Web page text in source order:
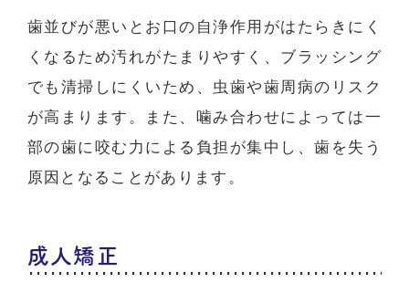
歯並びが悪いとお口の自浄作用がはたらきにく
くなるため汚れがたまりやすく、ブラッシング
でも清掃しにくいため、虫歯や歯周病のリスク
が高まります。また、噛み合わせによっては一
部の歯に咬む力による負担が集中し、歯を失う
原因となることがあります。
成人矯正